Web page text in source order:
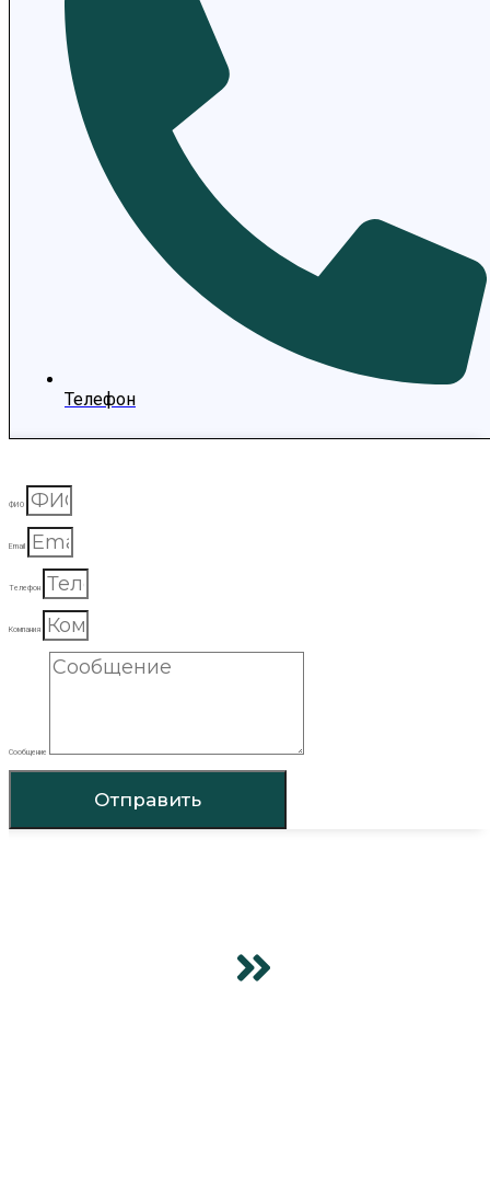
Телефон
ФИО
Email
Телефон
Компания
Сообщение
Отправить